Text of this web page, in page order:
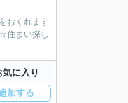
おくれます
住まい探し
気に入り
加する